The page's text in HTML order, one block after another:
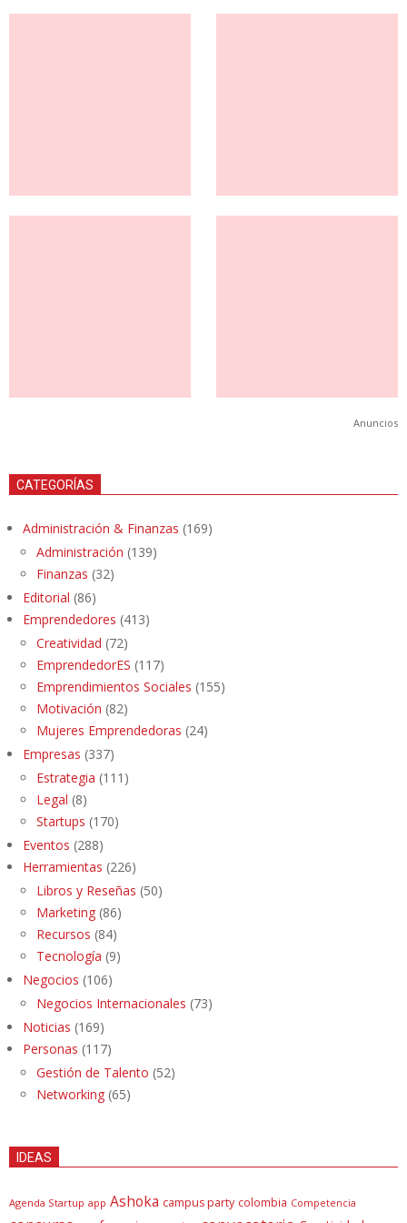
Anuncios
CATEGORÍAS
Administración & Finanzas (169)
Administración (139)
Finanzas (32)
Editorial (86)
Emprendedores (413)
Creatividad (72)
EmprendedorES (117)
Emprendimientos Sociales (155)
Motivación (82)
Mujeres Emprendedoras (24)
Empresas (337)
Estrategia (111)
Legal (8)
Startups (170)
Eventos (288)
Herramientas (226)
Libros y Reseñas (50)
Marketing (86)
Recursos (84)
Tecnología (9)
Negocios (106)
Negocios Internacionales (73)
Noticias (169)
Personas (117)
Gestión de Talento (52)
Networking (65)
IDEAS
Agenda Startup app Ashoka campus party colombia Competencia